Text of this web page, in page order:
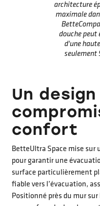
architecture
maximale
douche peut
d'une
seulement
Un
confort
BetteUltra Space mise sur
pour garantir une
surface particulièrement
fiable vers l’évacuation,
Positionné près du mur